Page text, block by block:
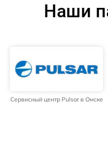
Наши
Сервисный центр Pulsar в Омске